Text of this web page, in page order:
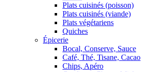
Plats cuisinés (poisson)
Plats cuisinés (viande)
Plats végétariens
Quiches
Épicerie
Bocal, Conserve, Sauce
Café, Thé, Tisane, Cacao
Chips, Apéro